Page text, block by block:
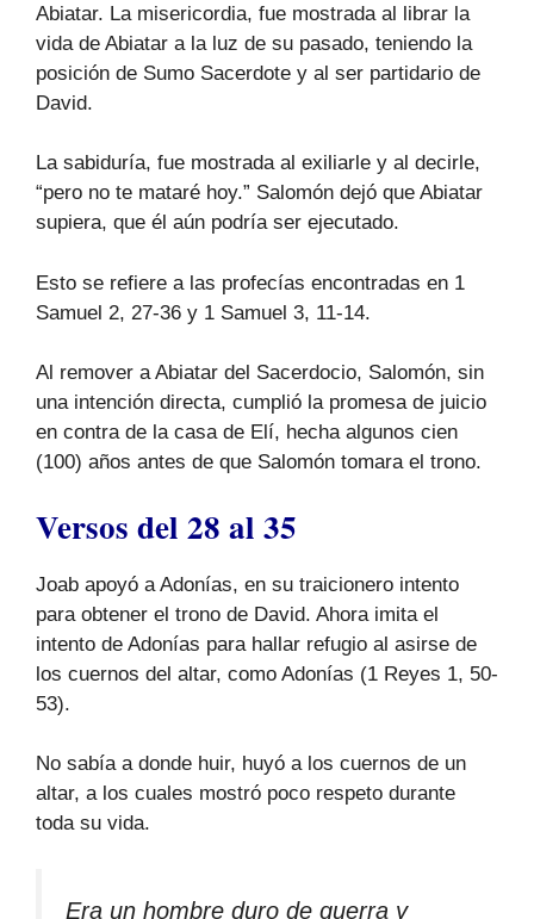
Abiatar. La misericordia, fue mostrada al librar la
vida de Abiatar a la luz de su pasado, teniendo la
posición de Sumo Sacerdote y al ser partidario de
David.
La sabiduría, fue mostrada al exiliarle y al decirle,
“pero no te mataré hoy.” Salomón dejó que Abiatar
supiera, que él aún podría ser ejecutado.
Esto se refiere a las profecías encontradas en 1
Samuel 2, 27-36 y 1 Samuel 3, 11-14.
Al remover a Abiatar del Sacerdocio, Salomón, sin
una intención directa, cumplió la promesa de juicio
en contra de la casa de Elí, hecha algunos cien
(100) años antes de que Salomón tomara el trono.
Versos del 28 al 35
Joab apoyó a Adonías, en su traicionero intento
para obtener el trono de David. Ahora imita el
intento de Adonías para hallar refugio al asirse de
los cuernos del altar, como Adonías (1 Reyes 1, 50-
53).
No sabía a donde huir, huyó a los cuernos de un
altar, a los cuales mostró poco respeto durante
toda su vida.
Era un hombre duro de guerra y